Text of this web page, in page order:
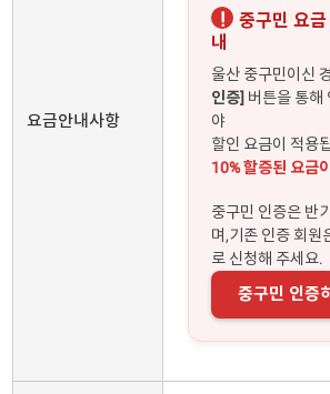
요금안내사항
!
중구민 요
내
울산 중구민이신
인증] 버튼을 통해
야
할인 요금이 적용
10% 할증된 요금
중구민 인증은 반
며,기존 인증 회원
로 신청해 주세요.
중구민 인증